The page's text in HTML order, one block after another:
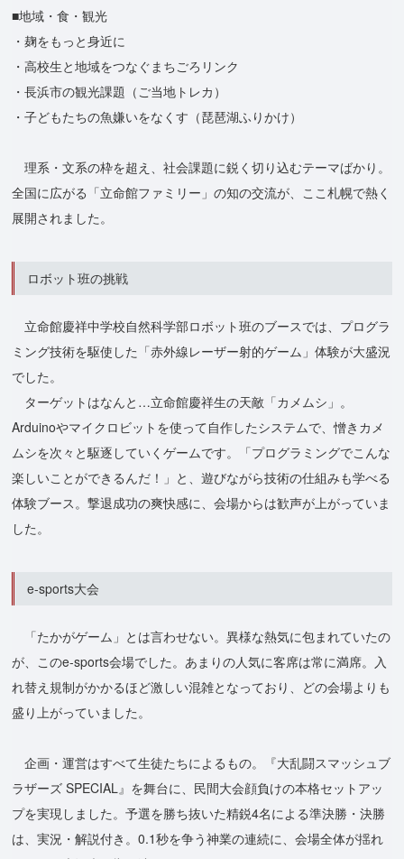
■地域・食・観光
・麹をもっと身近に
・高校生と地域をつなぐまちごろリンク
・長浜市の観光課題（ご当地トレカ）
・子どもたちの魚嫌いをなくす（琵琶湖ふりかけ）
理系・文系の枠を超え、社会課題に鋭く切り込むテーマばかり。
全国に広がる「立命館ファミリー」の知の交流が、ここ札幌で熱く
展開されました。
ロボット班の挑戦
立命館慶祥中学校自然科学部ロボット班のブースでは、プログラ
ミング技術を駆使した「赤外線レーザー射的ゲーム」体験が大盛況
でした。
ターゲットはなんと…立命館慶祥生の天敵「カメムシ」。
Arduinoやマイクロビットを使って自作したシステムで、憎きカメ
ムシを次々と駆逐していくゲームです。「プログラミングでこんな
楽しいことができるんだ！」と、遊びながら技術の仕組みも学べる
体験ブース。撃退成功の爽快感に、会場からは歓声が上がっていま
した。
e-sports大会
「たかがゲーム」とは言わせない。異様な熱気に包まれていたの
が、このe-sports会場でした。あまりの人気に客席は常に満席。入
れ替え規制がかかるほど激しい混雑となっており、どの会場よりも
盛り上がっていました。
企画・運営はすべて生徒たちによるもの。『大乱闘スマッシュブ
ラザーズ SPECIAL』を舞台に、民間大会顔負けの本格セットアッ
プを実現しました。予選を勝ち抜いた精鋭4名による準決勝・決勝
は、実況・解説付き。0.1秒を争う神業の連続に、会場全体が揺れ